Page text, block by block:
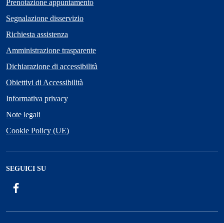
Prenotazione appuntamento
Segnalazione disservizio
Richiesta assistenza
Amministrazione trasparente
Dichiarazione di accessibilità
Obiettivi di Accessibilità
Informativa privacy
Note legali
Cookie Policy (UE)
SEGUICI SU